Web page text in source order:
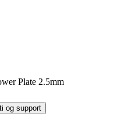
Plate 2.5mm
og support